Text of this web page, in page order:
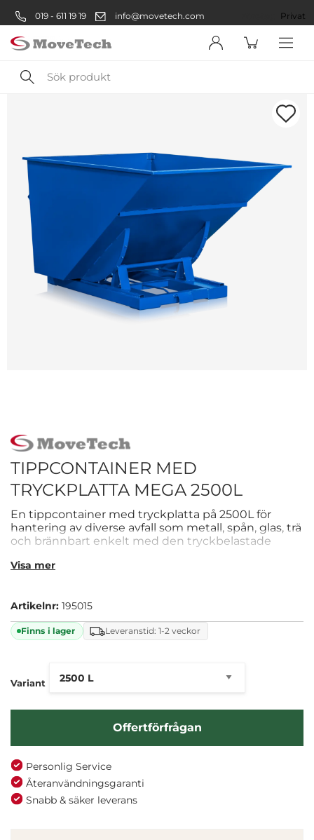
019 - 611 19 19 info@movetech.com Privat
Sök
produkt
TIPPCONTAINER MED
TRYCKPLATTA MEGA 2500L
En tippcontainer med tryckplatta på 2500L för
hantering av diverse avfall som metall, spån, glas, trä
och brännbart enkelt med den tryckbelastade
Visa mer
Artikelnr: 195015
Finns i lager Leveranstid: 1-2 veckor
Variant
Offertförfrågan
Personlig Service
Återanvändningsgaranti
Snabb & säker leverans
handla:
Företag
Privatperson